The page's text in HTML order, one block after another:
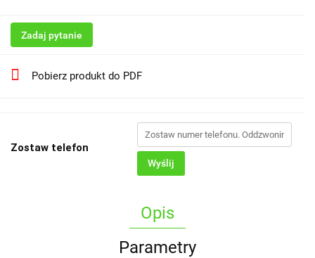
Zadaj pytanie
Pobierz produkt do PDF
Zostaw telefon
Wyślij
Opis
Parametry